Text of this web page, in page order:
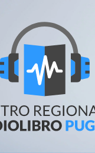
PUGLIA
Centro
Regionale
Puglia